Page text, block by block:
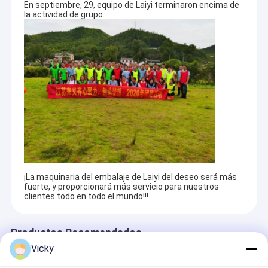
Máquina de capa de la protuberancia
máquina de recubrimiento de papel
El doble echó a un lado máquina que laminaba
Piezas de la máquina de la laminación
Máquina soplada derretimiento de la tela
En septiembre, 29, equipo de Laiyi terminaron encima de
la actividad de grupo.
¡La maquinaria del embalaje de Laiyi del deseo será más
fuerte, y proporcionará más servicio para nuestros
clientes todo en todo el mundo!!!
Productos Recomendados
Basándonos en nuestra experiencia en la industria de la
laminación por extrusión, junto con más socios,
crearemos un futuro mejor a través de soluciones más
inteligentes, más eficientes y más confiables.
Vicky